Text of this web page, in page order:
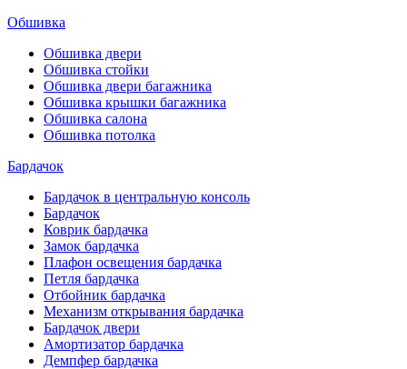
Обшивка
Обшивка двери
Обшивка стойки
Обшивка двери багажника
Обшивка крышки багажника
Обшивка салона
Обшивка потолка
Бардачок
Бардачок в центральную консоль
Бардачок
Коврик бардачка
Замок бардачка
Плафон освещения бардачка
Петля бардачка
Отбойник бардачка
Механизм открывания бардачка
Бардачок двери
Амортизатор бардачка
Демпфер бардачка